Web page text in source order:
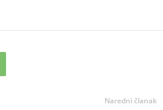
Naredni članak